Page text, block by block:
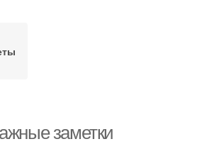
заметки